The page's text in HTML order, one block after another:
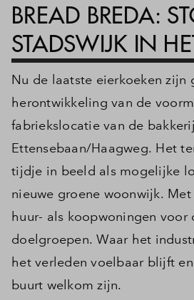
BREAD BREDA:
STADSWIJK IN
Nu de laatste eierkoeken zijn
herontwikkeling van de
fabriekslocatie van de
Ettensebaan/Haagweg. Het
tijdje in beeld als mogelijke
nieuwe groene woonwijk.
huur- als koopwoningen voor
doelgroepen. Waar het
het verleden voelbaar blijft
buurt welkom zijn.